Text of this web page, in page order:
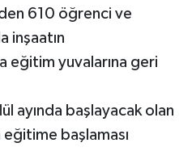
610 öğrenci ve
inşaatın
eğitim yuvalarına geri
ayında başlayacak olan
başlaması